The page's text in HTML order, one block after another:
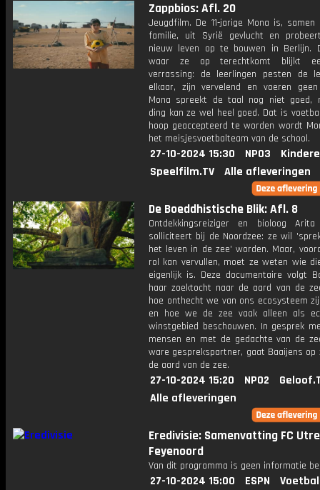
Zappbios: Afl. 20
Jeugdfilm. De 11-jarige Mona is,
familie, uit Syrië gevlucht en
nieuw leven op te bouwen in Berlijn.
waar ze op terechtkomt blijkt
verrassing: de leerlingen pesten de
elkaar, zijn vervelend en voeren
Mona spreekt de taal nog niet goed,
ding kan ze wel heel goed. Dat is
hoop geaccepteerd te worden wordt
het meisjesvoetbalteam van de school.
27-10-2024 15:30 NPO3
Speelfilm.TV
Alle afleveringen
De Boeddhistische Blik: Afl. 8
Ontdekkingsreiziger en bioloog Arita
solliciteert bij de Noordzee: ze wil
het leven in de zee' worden. Maar,
rol kan vervullen, moet ze weten wie
eigenlijk is. Deze documentaire volgt
haar zoektocht naar de aard van de
hoe onthecht we van ons ecosysteem
en hoe we de zee vaak alleen als
winstgebied beschouwen. In gesprek
mensen en met de gedachte van de
ware gesprekspartner, gaat Baaijens op
de aard van de zee.
27-10-2024 15:20 NPO2
Alle afleveringen
Eredivisie: Samenvatting FC
Feyenoord
Van dit programma is geen informatie
27-10-2024 15:00 ESPN